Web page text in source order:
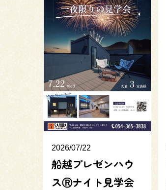
2026/07/22
船越プレゼンハウ
スⓇナイト見学会